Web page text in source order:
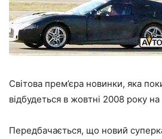
Світова прем’єра новинки, яка
відбудеться в жовтні 2008 року
Передбачається, що новий